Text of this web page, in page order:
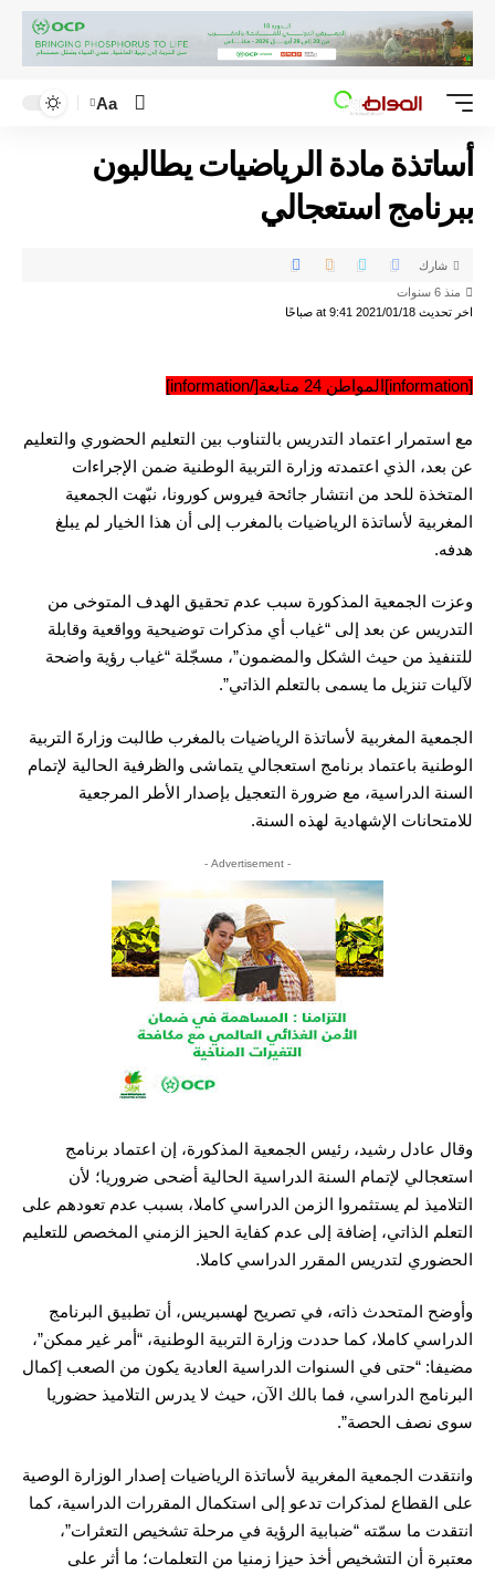
Aa
أساتذة مادة الرياضيات يطالبون
ببرنامج استعجالي
اخر تحديث 2021/01/18 at 9:41 صباحًا
منذ 6 سنوات
شارك
[information]المواطن 24 متابعة[/information]
مع استمرار اعتماد التدريس بالتناوب بين التعليم الحضوري والتعليم
عن بعد، الذي اعتمدته وزارة التربية الوطنية ضمن الإجراءات
المتخذة للحد من انتشار جائحة فيروس كورونا، نبّهت الجمعية
المغربية لأساتذة الرياضيات بالمغرب إلى أن هذا الخيار لم يبلغ
هدفه.
وعزت الجمعية المذكورة سبب عدم تحقيق الهدف المتوخى من
التدريس عن بعد إلى “غياب أي مذكرات توضيحية وواقعية وقابلة
للتنفيذ من حيث الشكل والمضمون”، مسجّلة “غياب رؤية واضحة
لآليات تنزيل ما يسمى بالتعلم الذاتي”.
الجمعية المغربية لأساتذة الرياضيات بالمغرب طالبت وزارةَ التربية
الوطنية باعتماد برنامج استعجالي يتماشى والظرفية الحالية لإتمام
السنة الدراسية، مع ضرورة التعجيل بإصدار الأطر المرجعية
للامتحانات الإشهادية لهذه السنة.
- Advertisement -
وقال عادل رشيد، رئيس الجمعية المذكورة، إن اعتماد برنامج
استعجالي لإتمام السنة الدراسية الحالية أضحى ضروريا؛ لأن
التلاميذ لم يستثمروا الزمن الدراسي كاملا، بسبب عدم تعودهم على
التعلم الذاتي، إضافة إلى عدم كفاية الحيز الزمني المخصص للتعليم
الحضوري لتدريس المقرر الدراسي كاملا.
وأوضح المتحدث ذاته، في تصريح لهسبريس، أن تطبيق البرنامج
الدراسي كاملا، كما حددت وزارة التربية الوطنية، “أمر غير ممكن”،
مضيفا: “حتى في السنوات الدراسية العادية يكون من الصعب إكمال
البرنامج الدراسي، فما بالك الآن، حيث لا يدرس التلاميذ حضوريا
سوى نصف الحصة”.
وانتقدت الجمعية المغربية لأساتذة الرياضيات إصدار الوزارة الوصية
على القطاع لمذكرات تدعو إلى استكمال المقررات الدراسية، كما
انتقدت ما سمّته “ضبابية الرؤية في مرحلة تشخيص التعثرات”،
معتبرة أن التشخيص أخذ حيزا زمنيا من التعلمات؛ ما أثر على